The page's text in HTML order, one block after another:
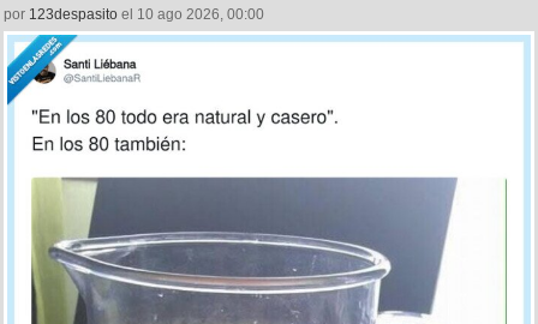
por 123despasito el 10 ago 2026, 00:00